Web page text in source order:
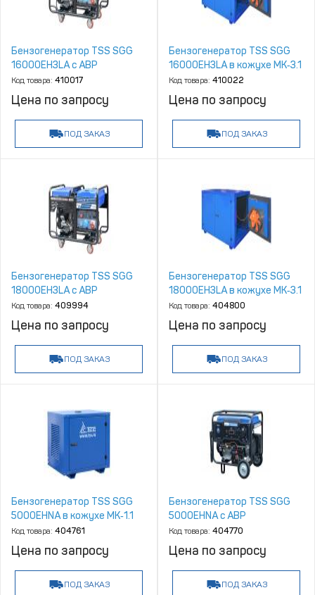
Бензогенератор TSS SGG
16000EH3LA с АВР
Код товара: 410017
Цена по запросу
ПОД ЗАКАЗ
Бензогенератор TSS SGG
16000EH3LA в кожухе МК‑3.1
Код товара: 410022
Цена по запросу
ПОД ЗАКАЗ
Бензогенератор TSS SGG
18000EH3LA с АВР
Код товара: 409994
Цена по запросу
ПОД ЗАКАЗ
Бензогенератор TSS SGG
18000EH3LA в кожухе МК‑3.1
Код товара: 404800
Цена по запросу
ПОД ЗАКАЗ
Бензогенератор TSS SGG
5000EHNA в кожухе МК‑1.1
Код товара: 404761
Цена по запросу
ПОД ЗАКАЗ
Бензогенератор TSS SGG
5000EHNA с АВР
Код товара: 404770
Цена по запросу
ПОД ЗАКАЗ